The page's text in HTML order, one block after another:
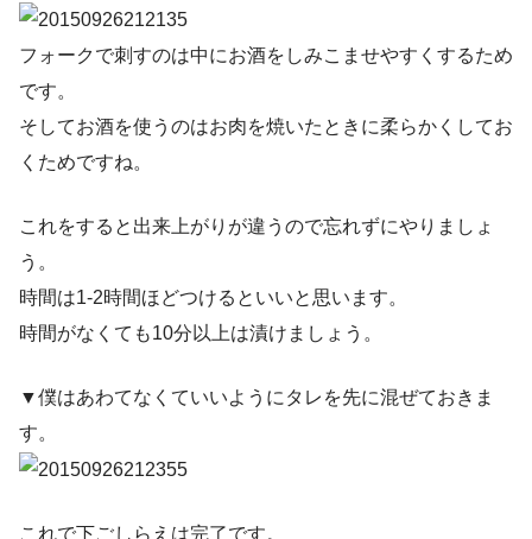
フォークで刺すのは中にお酒をしみこませやすくするため
です。
そしてお酒を使うのはお肉を焼いたときに柔らかくしてお
くためですね。
これをすると出来上がりが違うので忘れずにやりましょ
う。
時間は1-2時間ほどつけるといいと思います。
時間がなくても10分以上は漬けましょう。
▼僕はあわてなくていいようにタレを先に混ぜておきま
す。
これで下ごしらえは完了です。